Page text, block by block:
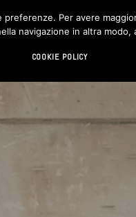
HI-TECH CHI
Per avere
navigazione in altra
COOKIE POLICY